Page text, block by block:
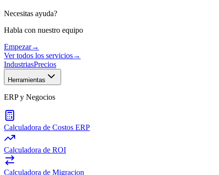
Necesitas ayuda?
Habla con nuestro equipo
Empezar→
Ver todos los servicios→
IndustriasPrecios
Herramientas
ERP y Negocios
Calculadora de Costos ERP
Calculadora de ROI
Calculadora de Migracion